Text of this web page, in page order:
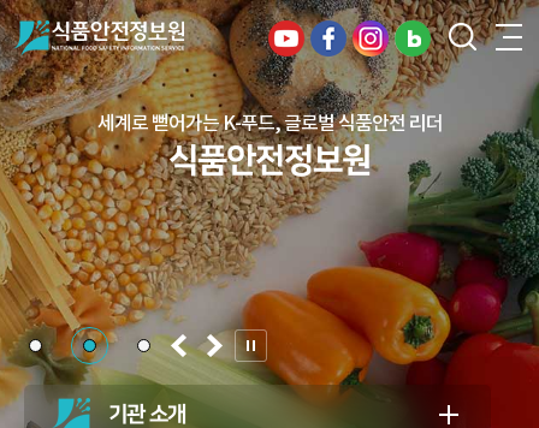
건강하고 안전한 식생활, 일상의 행복을
든든하게 지키는 식품안전 지킴이
식품안전정보원
세계로 뻗어가는 K-푸드, 글로벌 식품안전 리더
식품안전정보원
기관 소개